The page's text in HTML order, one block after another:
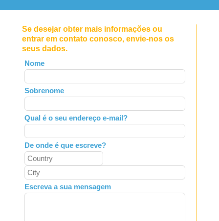
Se desejar obter mais informações ou
entrar em contato conosco, envie-nos os
seus dados.
Leave
this
field
blank
Nome
Sobrenome
Qual é o seu endereço e-mail?
De onde é que escreve?
Escreva a sua mensagem